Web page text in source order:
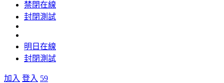
禁閉在線
封閉測試
明日在線
封閉測試
加入 登入 59